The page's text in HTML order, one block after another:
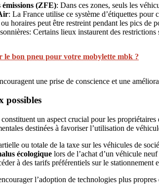
émissions (ZFE): Dans ces zones, seuls les
: La France utilise ce système d’étiquettes
horaires peut être restreint pendant les pics de
Certains lieux instaurent des
le bon pneu pour votre mobylette mbk ?
une prise de conscience et une
possibles
un aspect crucial pour les
destinées à favoriser l’utilisation de
ou totale de la taxe sur les véhicules de
écologique lors de l’achat d’un véhicule
à des tarifs préférentiels sur le
l’adoption de technologies plus